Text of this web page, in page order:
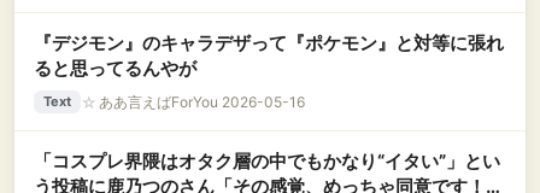
『デジモン』のキャラデザって『ポケモン』と対等に張れ
ると思ってるんやが
Text ☆ ああ言えばForYou 2026-05-16
「コスプレ界隈はオタク層の中でもかなり“イタい”」とい
う投稿に鹿乃つのさん「その感覚、めっちゃ同意です！」